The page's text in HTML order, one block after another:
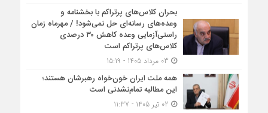
بحران کلاس‌های پرتراکم با بخشنامه و
وعده‌های رسانه‌ای حل نمی‌شود! / مهرماه زمان
راستی‌آزمایی وعده کاهش ۳۰ درصدی
کلاس‌های پرتراکم است
همه ملت ایران خون‌خواه رهبرشان هستند؛
این مطالبه تمام‌نشدنی است